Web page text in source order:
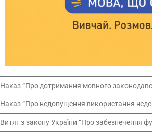
Наказ “Про дотримання мовного
Наказ “Про недопущення використання
Витяг з закону України “Про забезпечення